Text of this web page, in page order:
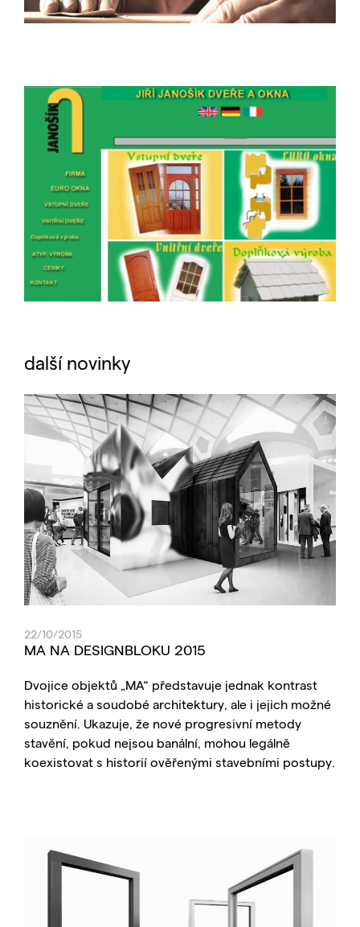
další novinky
22/10/2015
MA NA DESIGNBLOKU 2015
Dvojice objektů „MA“ představuje jednak kontrast
historické a soudobé architektury, ale i jejich možné
souznění. Ukazuje, že nové progresivní metody
stavění, pokud nejsou banální, mohou legálně
koexistovat s historií ověřenými stavebními postupy.